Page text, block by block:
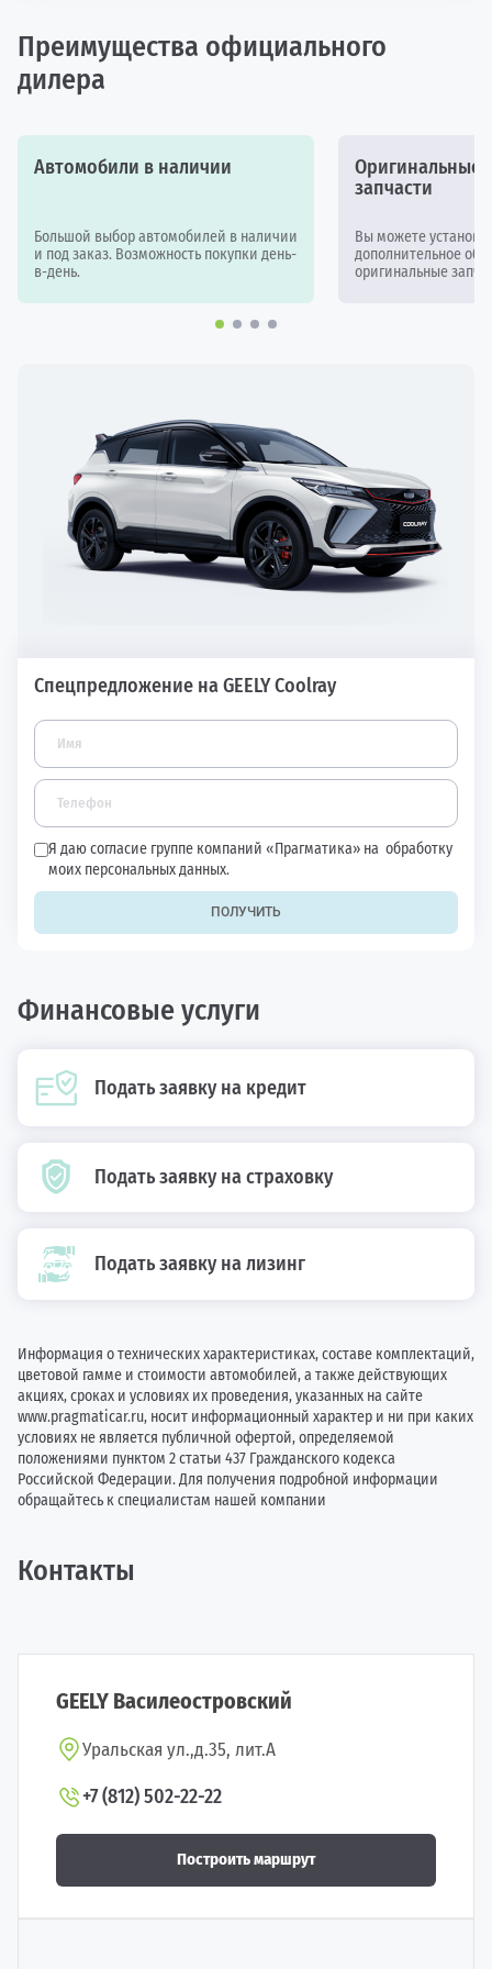
Преимущества официального
дилера
Автомобили в наличии
Большой выбор автомобилей в наличии
и под заказ. Возможность покупки день-
в-день.
Оригинальные
запчасти
Вы можете
дополнительное
оригинальные
Спецпредложение на GEELY Coolray
Я даю согласие группе компаний «Прагматика» на обработку
моих персональных данных.
ПОЛУЧИТЬ
Финансовые услуги
Подать заявку на кредит
Подать заявку на страховку
Подать заявку на лизинг
Информация о технических характеристиках, составе комплектаций,
цветовой гамме и стоимости автомобилей, а также действующих
акциях, сроках и условиях их проведения, указанных на сайте
www.pragmaticar.ru, носит информационный характер и ни при каких
условиях не является публичной офертой, определяемой
положениями пунктом 2 статьи 437 Гражданского кодекса
Российской Федерации. Для получения подробной информации
обращайтесь к специалистам нашей компании
Контакты
GEELY Василеостровский
Уральская ул.,д.35, лит.А
+7 (812) 502-22-22
Построить маршрут